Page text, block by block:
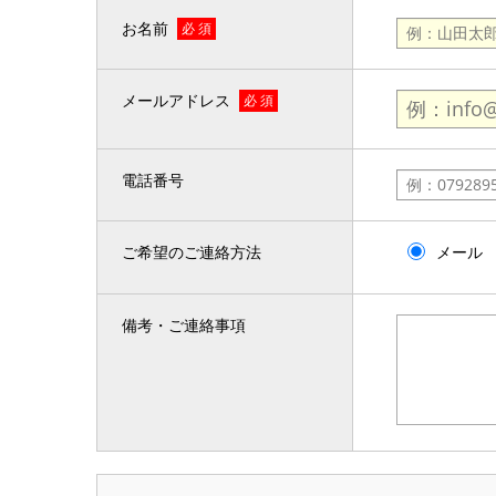
お名前 必 須
メールアドレス 必 須
電話番号
ご希望のご連絡方法 メール
備考・ご連絡事項